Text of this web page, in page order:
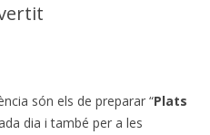
són els de preparar “Plats
dia i també per a les